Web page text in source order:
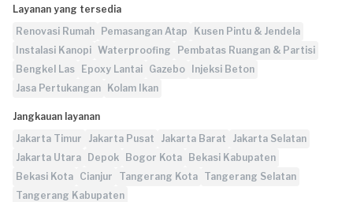
Layanan yang tersedia
Renovasi Rumah
Pemasangan Atap
Kusen Pintu & Jendela
Instalasi Kanopi Waterproofing
Pembatas Ruangan & Partisi
Bengkel Las
Epoxy Lantai Gazebo
Injeksi Beton
Jasa Pertukangan
Kolam Ikan
Jangkauan layanan
Jakarta Timur
Jakarta Pusat Jakarta Barat
Jakarta Selatan
Jakarta Utara
Depok Bogor Kota
Bekasi Kabupaten
Bekasi Kota Cianjur Tangerang Kota Tangerang Selatan
Tangerang Kabupaten